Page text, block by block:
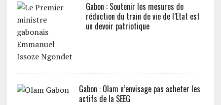
Gabon : Soutenir les mesures de
réduction du train de vie de l’Etat est
un devoir patriotique
Gabon : Olam n’envisage pas acheter les
actifs de la SEEG